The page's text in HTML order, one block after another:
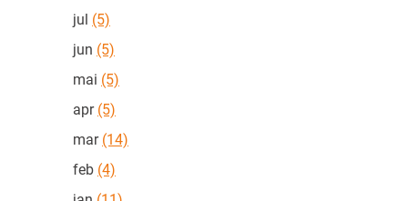
jul (5)
jun (5)
mai (5)
apr(5)
mar(14)
feb (4)